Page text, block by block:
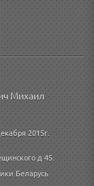
Михаил
2015г.
д 45.
Беларусь